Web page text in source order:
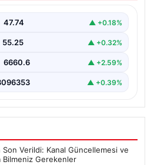
47.74 ▲ +0.18%
55.25 ▲ +0.32%
6660.6 ▲ +2.59%
▲ +0.39%
Verildi: Kanal Güncellemesi ve
Bilmeniz Gerekenler